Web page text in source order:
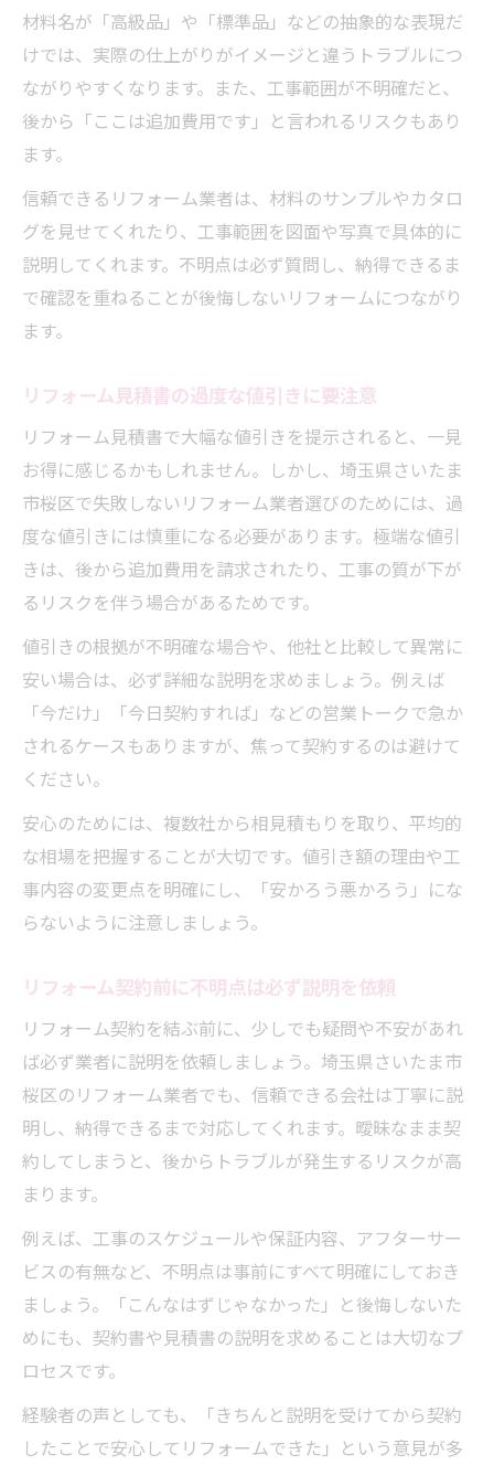
材料名が「高級品」や「標準品」などの抽象的な表現だ
けでは、実際の仕上がりがイメージと違うトラブルにつ
ながりやすくなります。また、工事範囲が不明確だと、
後から「ここは追加費用です」と言われるリスクもあり
ます。
信頼できるリフォーム業者は、材料のサンプルやカタロ
グを見せてくれたり、工事範囲を図面や写真で具体的に
説明してくれます。不明点は必ず質問し、納得できるま
で確認を重ねることが後悔しないリフォームにつながり
ます。
リフォーム見積書の過度な値引きに要注意
リフォーム見積書で大幅な値引きを提示されると、一見
お得に感じるかもしれません。しかし、埼玉県さいたま
市桜区で失敗しないリフォーム業者選びのためには、過
度な値引きには慎重になる必要があります。極端な値引
きは、後から追加費用を請求されたり、工事の質が下が
るリスクを伴う場合があるためです。
値引きの根拠が不明確な場合や、他社と比較して異常に
安い場合は、必ず詳細な説明を求めましょう。例えば
「今だけ」「今日契約すれば」などの営業トークで急か
されるケースもありますが、焦って契約するのは避けて
ください。
安心のためには、複数社から相見積もりを取り、平均的
な相場を把握することが大切です。値引き額の理由や工
事内容の変更点を明確にし、「安かろう悪かろう」にな
らないように注意しましょう。
リフォーム契約前に不明点は必ず説明を依頼
リフォーム契約を結ぶ前に、少しでも疑問や不安があれ
ば必ず業者に説明を依頼しましょう。埼玉県さいたま市
桜区のリフォーム業者でも、信頼できる会社は丁寧に説
明し、納得できるまで対応してくれます。曖昧なまま契
約してしまうと、後からトラブルが発生するリスクが高
まります。
例えば、工事のスケジュールや保証内容、アフターサー
ビスの有無など、不明点は事前にすべて明確にしておき
ましょう。「こんなはずじゃなかった」と後悔しないた
めにも、契約書や見積書の説明を求めることは大切なプ
ロセスです。
経験者の声としても、「きちんと説明を受けてから契約
したことで安心してリフォームできた」という意見が多